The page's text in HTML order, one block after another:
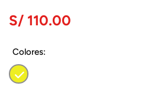
S/ 110.00
Colores: